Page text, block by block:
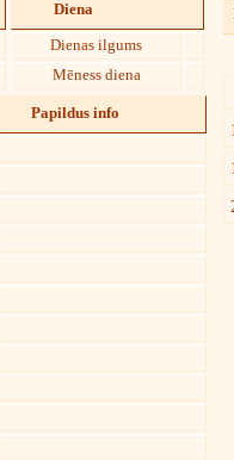
Diena
Dienas ilgums
Mēness diena
Papildus info